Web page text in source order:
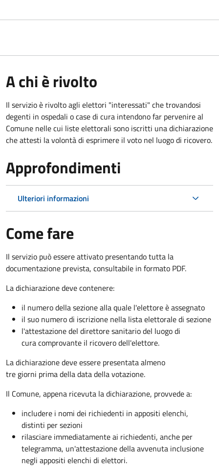
A chi è rivolto
Il servizio è rivolto agli elettori "interessati" che trovandosi
degenti in ospedali o case di cura intendono far pervenire al
Comune nelle cui liste elettorali sono iscritti una dichiarazione
che attesti la volontà di esprimere il voto nel luogo di ricovero.
Approfondimenti
Ulteriori informazioni
Come fare
Il servizio può essere attivato presentando tutta la
documentazione prevista, consultabile in formato PDF.
La dichiarazione deve contenere:
il numero della sezione alla quale l'elettore è assegnato
il suo numero di iscrizione nella lista elettorale di sezione
l'attestazione del direttore sanitario del luogo di
cura comprovante il ricovero dell'elettore.
La dichiarazione deve essere presentata almeno
tre giorni prima della data della votazione.
Il Comune, appena ricevuta la dichiarazione, provvede a:
includere i nomi dei richiedenti in appositi elenchi,
distinti per sezioni
rilasciare immediatamente ai richiedenti, anche per
telegramma, un'attestazione della avvenuta inclusione
negli appositi elenchi di elettori.